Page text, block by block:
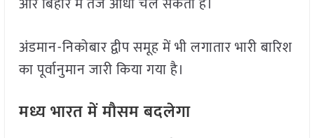
अंडमान-निकोबार द्वीप समूह में भी लगातार भारी बारिश
का पूर्वानुमान जारी किया गया है।
मध्य भारत में मौसम बदलेगा